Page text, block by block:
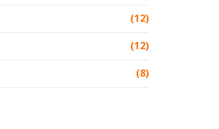
(12)
(12)
(8)